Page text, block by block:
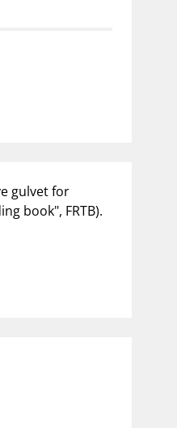
gulvet for
book", FRTB).